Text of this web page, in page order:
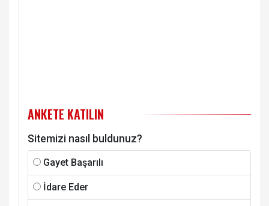
ANKETE KATILIN
Sitemizi nasıl buldunuz?
Gayet Başarılı
İdare Eder